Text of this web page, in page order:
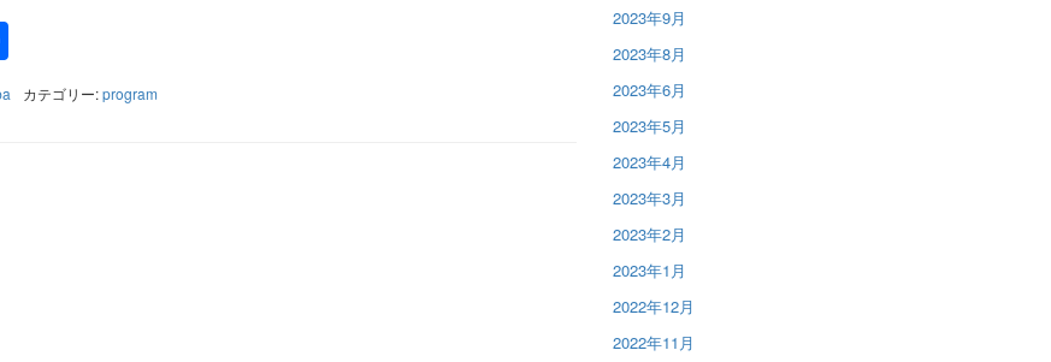
有
カテゴリー:program
2023年9月
2023年8月
2023年6月
2023年5月
2023年4月
2023年3月
2023年2月
2023年1月
2022年12月
2022年11月